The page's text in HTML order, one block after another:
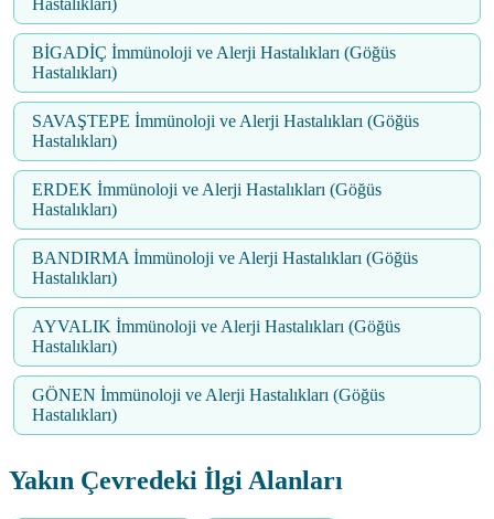
Hastalıkları)
BİGADİÇ İmmünoloji ve Alerji Hastalıkları (Göğüs
Hastalıkları)
SAVAŞTEPE İmmünoloji ve Alerji Hastalıkları (Göğüs
Hastalıkları)
ERDEK İmmünoloji ve Alerji Hastalıkları (Göğüs
Hastalıkları)
BANDIRMA İmmünoloji ve Alerji Hastalıkları (Göğüs
Hastalıkları)
AYVALIK İmmünoloji ve Alerji Hastalıkları (Göğüs
Hastalıkları)
GÖNEN İmmünoloji ve Alerji Hastalıkları (Göğüs
Hastalıkları)
Yakın Çevredeki İlgi Alanları